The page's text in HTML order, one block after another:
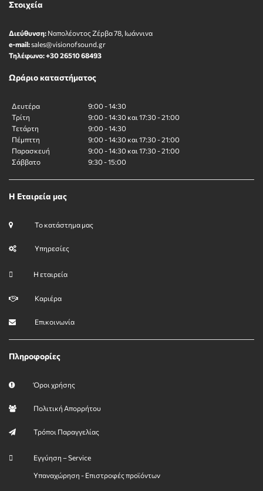
Στοιχεία
Διεύθυνση: Ναπολέοντος Zέρβα 78, Ιωάννινα
e-mail:sales@visionofsound.gr
Τηλέφωνο:+30 26510 68493
Ωράριο καταστήματος
Δευτέρα
9:00 - 14:30
Τρίτη
9:00 - 14:30 και 17:30 - 21:00
Τετάρτη
9:00 - 14:30
Πέμπττη
9:00 - 14:30 και 17:30 - 21:00
Παρασκευή
9:00 - 14:30 και 17:30 - 21:00
Σάββατο
9:30 - 15:00
Η Εταιρεία μας
Το κατάστημα μας
Υπηρεσίες
Η εταιρεία
Καριέρα
Επικοινωνία
Πληροφορίες
Όροι χρήσης
Πολιτική Απορρήτου
Τρόποι Παραγγελίας
Εγγύηση – Service
Υπαναχώρηση - Επιστροφές προϊόντων